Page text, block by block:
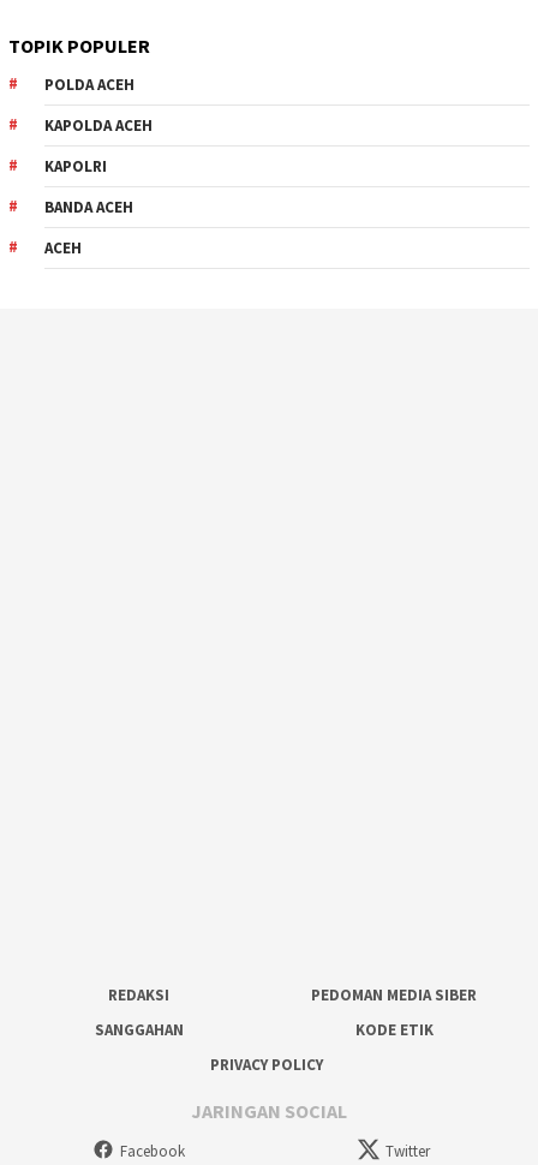
TOPIK POPULER
POLDA ACEH
KAPOLDA ACEH
KAPOLRI
BANDA ACEH
ACEH
REDAKSI
PEDOMAN MEDIA SIBER
SANGGAHAN
KODE ETIK
PRIVACY POLICY
JARINGAN SOCIAL
Facebook Twitter